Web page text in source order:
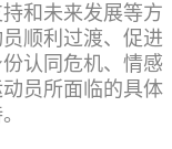
和未来发展等方
顺利过渡、促进
认同危机、情感
员所面临的具体